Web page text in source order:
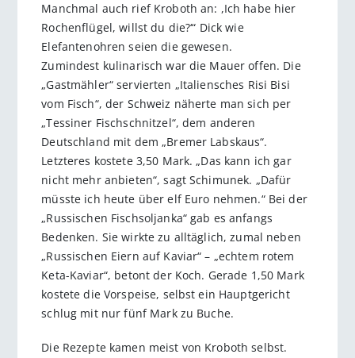
Manchmal auch rief Kroboth an: ,Ich habe hier
Rochenflügel, willst du die?‘“ Dick wie
Elefantenohren seien die gewesen.
Zumindest kulinarisch war die Mauer offen. Die
„Gastmähler“ servierten „Italiensches Risi Bisi
vom Fisch“, der Schweiz näherte man sich per
„Tessiner Fischschnitzel“, dem anderen
Deutschland mit dem „Bremer Labskaus“.
Letzteres kostete 3,50 Mark. „Das kann ich gar
nicht mehr anbieten“, sagt Schimunek. „Dafür
müsste ich heute über elf Euro nehmen.“ Bei der
„Russischen Fischsoljanka“ gab es anfangs
Bedenken. Sie wirkte zu alltäglich, zumal neben
„Russischen Eiern auf Kaviar“ – „echtem rotem
Keta-Kaviar“, betont der Koch. Gerade 1,50 Mark
kostete die Vorspeise, selbst ein Hauptgericht
schlug mit nur fünf Mark zu Buche.
Die Rezepte kamen meist von Kroboth selbst.